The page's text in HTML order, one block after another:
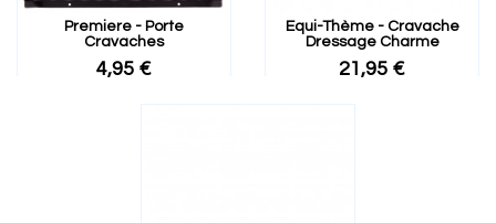
Premiere - Porte
Cravaches
4,95 €
Equi-Thème - Cravache
Dressage Charme
21,95 €